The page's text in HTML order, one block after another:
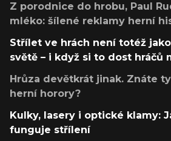
Z porodnice do hrobu, Paul
mléko: šílené reklamy herní
Střílet ve hrách není totéž
světě – i když si to dost hráčů
Hrůza devětkrát jinak. Znáte
herní horory?
Kulky, lasery i optické klamy:
funguje střílení